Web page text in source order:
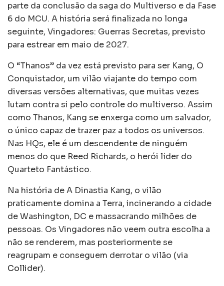
parte da conclusão da saga do Multiverso e da Fase
6 do MCU. A história será finalizada no longa
seguinte, Vingadores: Guerras Secretas, previsto
para estrear em maio de 2027.
O “Thanos” da vez está previsto para ser Kang, O
Conquistador, um vilão viajante do tempo com
diversas versões alternativas, que muitas vezes
lutam contra si pelo controle do multiverso. Assim
como Thanos, Kang se enxerga como um salvador,
o único capaz de trazer paz a todos os universos.
Nas HQs, ele é um descendente de ninguém
menos do que Reed Richards, o herói líder do
Quarteto Fantástico.
Na história de A Dinastia Kang, o vilão
praticamente domina a Terra, incinerando a cidade
de Washington, DC e massacrando milhões de
pessoas. Os Vingadores não veem outra escolha a
não se renderem, mas posteriormente se
reagrupam e conseguem derrotar o vilão (via
Collider).